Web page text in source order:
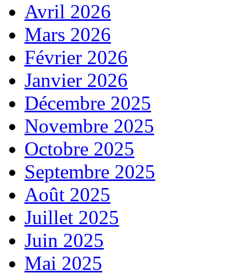
Avril 2026
Mars 2026
Février 2026
Janvier 2026
Décembre 2025
Novembre 2025
Octobre 2025
Septembre 2025
Août 2025
Juillet 2025
Juin 2025
Mai 2025